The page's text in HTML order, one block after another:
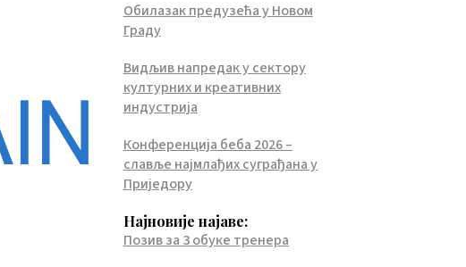
Обилазак предузећа у Новом
Граду
Видљив напредак у сектору
културних и креативних
индустрија
Конференција беба 2026 –
славље најмлађих суграђана у
Приједору
Најновије најаве:
Позив за 3 обуке тренера